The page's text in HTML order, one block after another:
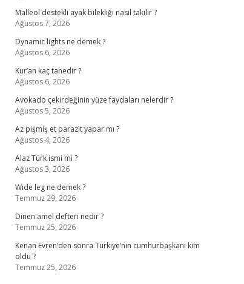
Malleol destekli ayak bilekliği nasıl takılır ?
Ağustos 7, 2026
Dynamic lights ne demek ?
Ağustos 6, 2026
Kur’an kaç tanedir ?
Ağustos 6, 2026
Avokado çekirdeğinin yüze faydaları nelerdir ?
Ağustos 5, 2026
Az pişmiş et parazit yapar mı ?
Ağustos 4, 2026
Alaz Türk ismi mi ?
Ağustos 3, 2026
Wıde leg ne demek ?
Temmuz 29, 2026
Dinen amel defteri nedir ?
Temmuz 25, 2026
Kenan Evren’den sonra Türkiye’nin cumhurbaşkanı kim
oldu ?
Temmuz 25, 2026